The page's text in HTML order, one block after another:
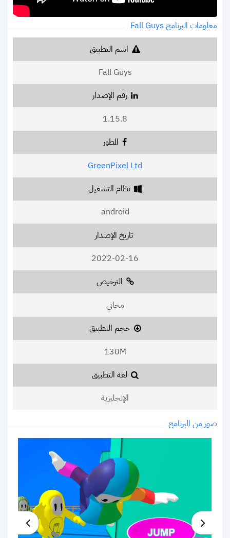
معلومات البرنامج Fall Guys
اسم التطبيق
Fall Guys
رقم الإصدار
1.15.8
المطور
GreenPixel Ltd
نظام التشغيل
android
تاريخ الإصدار
2022-02-16
الترخيص
مجاني
حجم التطبيق
130M
لغة التطبيق
الإنجليزية
صور من البرنامج